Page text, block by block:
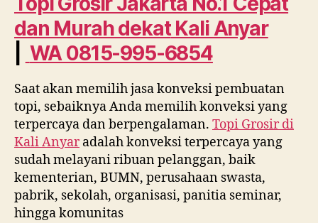
No.1
Cepat
dan
Murah
Kali
Anyar
WA
0815
995
6854
dan Murah dekatKali Anyar
WA 0815-995-6854
Saat akan memilih jasa konveksi pembuatan
topi, sebaiknya Anda memilih konveksi yang
terpercaya dan berpengalaman. Topi Grosir di
Kali Anyaradalah konveksi terpercaya yang
sudah melayani ribuan pelanggan, baik
kementerian, BUMN, perusahaan swasta,
pabrik, sekolah, organisasi, panitia seminar,
hingga komunitas